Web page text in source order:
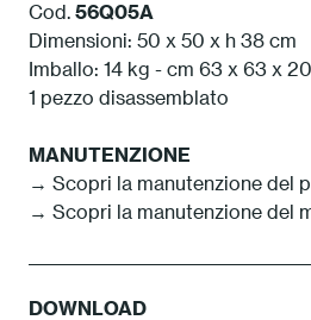
Cod. 56Q05A
Dimensioni: 50 x 50 x h 38 cm
Imballo: 14 kg - cm 63 x 63 x
1 pezzo disassemblato
MANUTENZIONE
→ Scopri la manutenzione del
→ Scopri la manutenzione del
DOWNLOAD